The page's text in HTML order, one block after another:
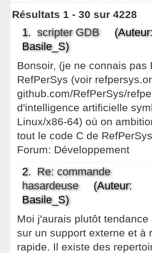
Résultats 1 - 30 sur 4228
1. scripter GDB(Auteur:
Basile_S)
Bonsoir, (je ne connais
RefPerSys (voir
github.com/RefPerSys/
d'intelligence artificielle
Linux/x86-64) où on
tout le code C de
Forum: Développement
2. Re: commande
hasardeuse(Auteur:
Basile_S)
Moi j'aurais plutôt
sur un support externe et à
rapide. Il existe des